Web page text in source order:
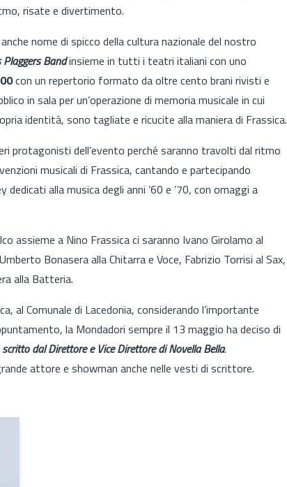
risate e divertimento.
nome di spicco della cultura nazionale del nostro
Bandinsieme in tutti i teatri italiani con uno
con un repertorio formato da oltre cento brani rivisti e
in sala per un’operazione di memoria musicale in cui
identità, sono tagliate e ricucite alla maniera di Frassica.
protagonisti dell’evento perché saranno travolti dal ritmo
musicali di Frassica, cantando e partecipando
alla musica degli anni ’60 e ’70, con omaggi a
assieme a Nino Frassica ci saranno Ivano Girolamo al
Bonasera alla Chitarra e Voce, Fabrizio Torrisi al Sax,
alla Batteria.
al Comunale di Lacedonia, considerando l’importante
la Mondadori sempre il 13 maggio ha deciso di
scritto dal Direttore e Vice Direttore di Novella Bella.
attore e showman anche nelle vesti di scrittore.